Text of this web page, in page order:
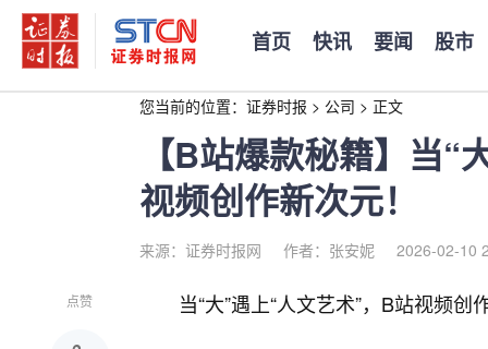
首页 快讯 要闻 股市
您当前的位置： 证券时报 > 公司 > 正文
【B站爆款秘籍】当“
视频创作新次元！
来源：证券时报网 作者：张安妮 2026-02-10
点赞 当“大”遇上“人文艺术”，B站视频创